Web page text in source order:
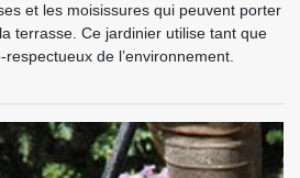
et les moisissures qui peuvent porter
terrasse. Ce jardinier utilise tant que
de l’environnement.